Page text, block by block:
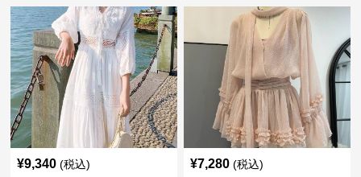
¥9,340 (税込) ¥7,280 (税込)